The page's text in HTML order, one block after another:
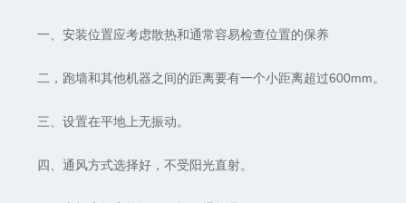
一、安装位置应考虑散热和通常容易检查位置的保养
二，跑墙和其他机器之间的距离要有一个小距离超过600mm。
三、设置在平地上无振动。
四、通风方式选择好，不受阳光直射。